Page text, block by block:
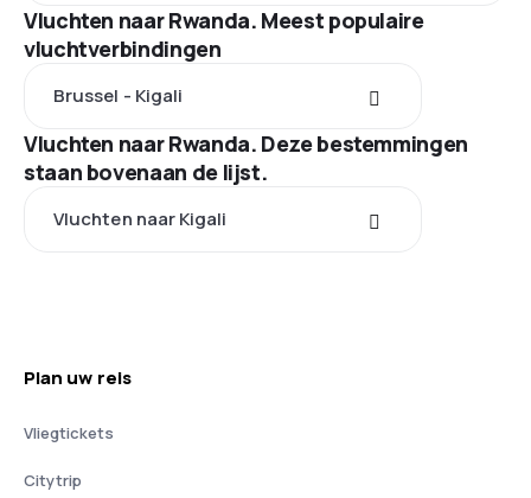
Vluchten naar Rwanda. Meest populaire
vluchtverbindingen
Brussel - Kigali
Vluchten naar Rwanda. Deze bestemmingen
staan bovenaan de lijst.
Vluchten naar Kigali
Plan uw reis
Vliegtickets
Citytrip